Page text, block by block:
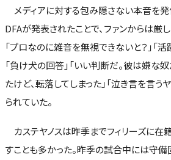
メディアに対する包み隠さない本音を発
DFAが発表されたことで、ファンからは厳
「プロなのに雑音を無視できないと？」「
「負け犬の回答」「いい判断だ。彼は嫌な
たけど、転落してしまった」「泣き言を言
られていた。
カステヤノスは昨季までフィリーズに在
すことも多かった。昨季の試合中には守備